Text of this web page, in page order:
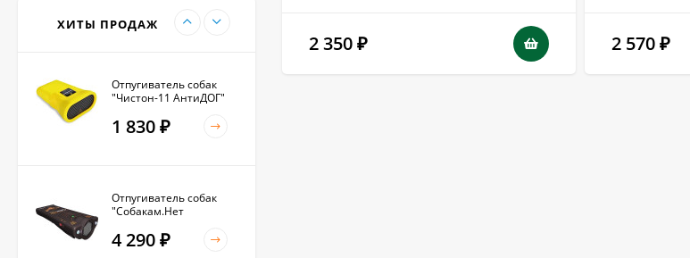
2 350 ₽ 2 570₽
ХИТЫ ПРОДАЖ
Отпугиватель собак
"Чистон-11 АнтиДОГ"
1 830 ₽
Отпугиватель собак
"Собакам.Нет
4 290 ₽